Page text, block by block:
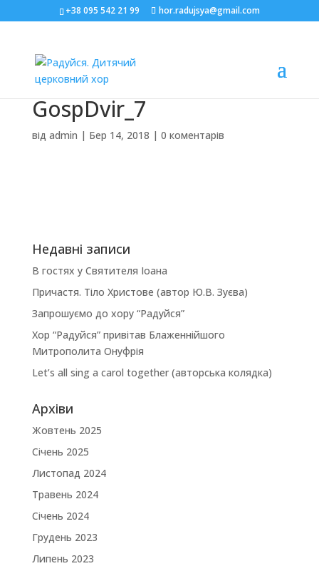
+38 095 542 21 99 hor.radujsya@gmail.com
GospDvir_7
від admin | Бер 14, 2018 | 0 коментарів
Недавні записи
В гостях у Святителя Іоана
Причастя. Тіло Христове (автор Ю.В. Зуєва)
Запрошуємо до хору “Радуйся”
Хор “Радуйся” привітав Блаженнійшого
Митрополита Онуфрія
Let’s all sing a carol together (авторська колядка)
Архіви
Жовтень 2025
Січень 2025
Листопад 2024
Травень 2024
Січень 2024
Грудень 2023
Липень 2023